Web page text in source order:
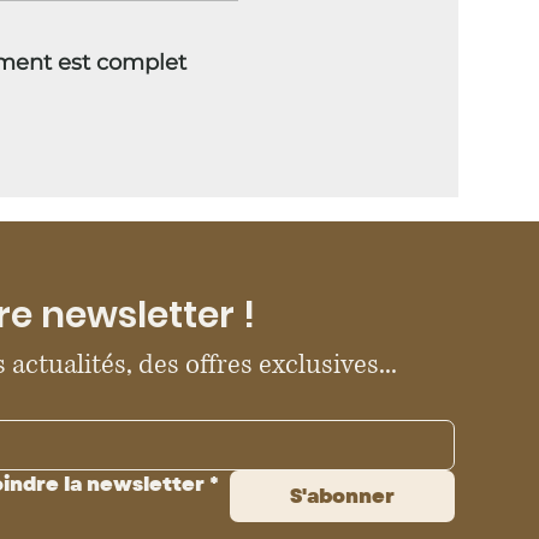
est complet
newsletter !
des offres exclusives...
la newsletter * S'abonner